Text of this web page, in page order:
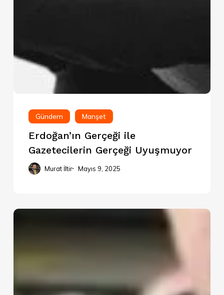
Gündem Manşet
Erdoğan’ın Gerçeği ile
Gazetecilerin Gerçeği Uyuşmuyor
Murat İltir Mayıs 9, 2025